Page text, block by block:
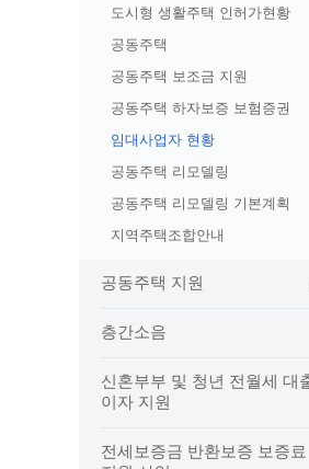
업무추진비(부서장)
업무추진비(시장·부시장·실국
상품권 구매·사용
인센티브 적립·사용
예산집행실명공개
행정재산 관리위탁 현황 공개
공공시설물 설치 비용 공개
인사운영통계
주민자치센터
절차
자주하는 질문
센터소개
위치안내
역사관
도시형 생활주택 인허가현황
공동주택
공동주택 보조금 지원
공동주택 하자보증 보험증권
임대사업자 현황
공동주택 리모델링
공동주택 리모델링 기본계획
지역주택조합안내
공동주택 지원
층간소음
신혼부부 및 청년 전월세 대
이자 지원
전세보증금 반환보증 보증료